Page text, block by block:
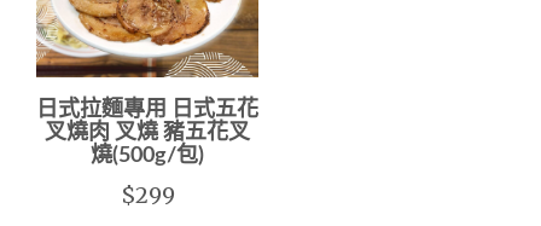
日式拉麵專用 日式五花
叉燒肉 叉燒 豬五花叉
燒(500g/包)
$299